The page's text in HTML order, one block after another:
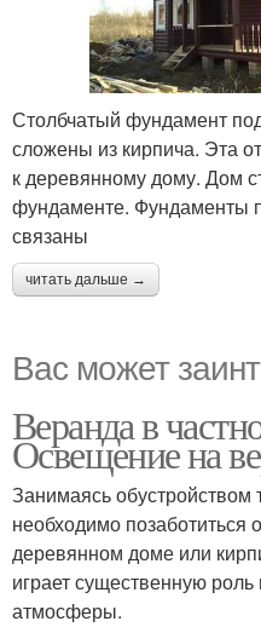
Столбчатый фундамент
сложены из кирпича. Эта
к деревянному дому. Дом
фундаменте. Фундаменты
связаны
читать дальше →
Вас может
Веранда в
Освещение на
Занимаясь обустройством
необходимо
деревянном доме или
играет существенную
атмосферы.